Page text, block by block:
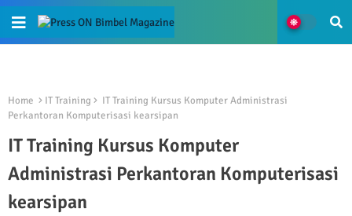
Home IT Training
IT Training Kursus Komputer Administrasi
Perkantoran Komputerisasi kearsipan
IT Training Kursus Komputer
Administrasi Perkantoran Komputerisasi
kearsipan